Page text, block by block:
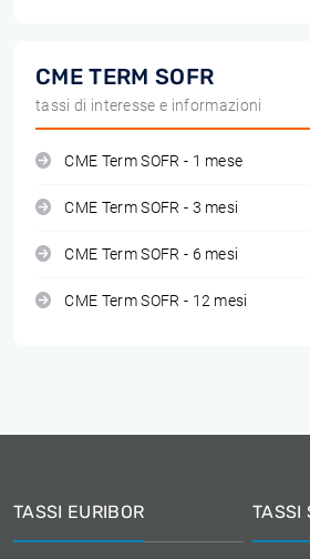
CME TERM SOFR
tassi di interesse e informazioni
CME Term SOFR - 1 mese
CME Term SOFR - 3 mesi
CME Term SOFR - 6 mesi
CME Term SOFR - 12 mesi
TASSI EURIBOR TASSI